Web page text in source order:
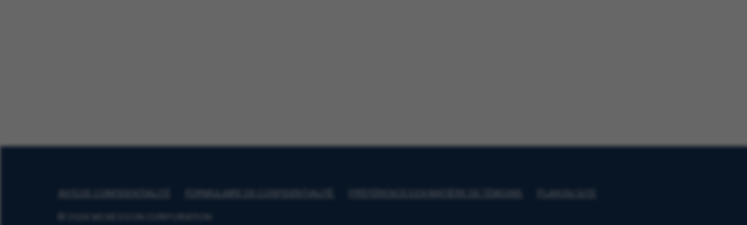
AVIS DE CONFIDENTIALITÉ FORMULAIRE DE CONFIDENTIALITÉ PRÉFÉRENCES EN MATIÈRE DE TÉMOINS